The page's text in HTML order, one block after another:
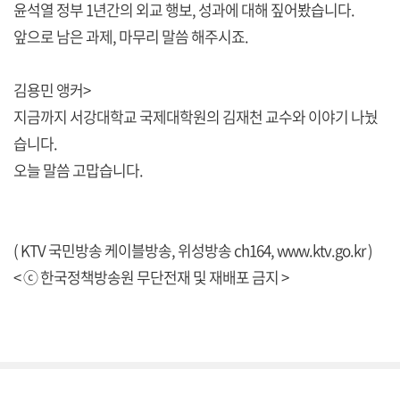
윤석열 정부 1년간의 외교 행보, 성과에 대해 짚어봤습니다.
앞으로 남은 과제, 마무리 말씀 해주시죠.
김용민 앵커>
지금까지 서강대학교 국제대학원의 김재천 교수와 이야기 나눴
습니다.
오늘 말씀 고맙습니다.
( KTV 국민방송 케이블방송, 위성방송 ch164,www.ktv.go.kr)
< ⓒ 한국정책방송원 무단전재 및 재배포 금지 >